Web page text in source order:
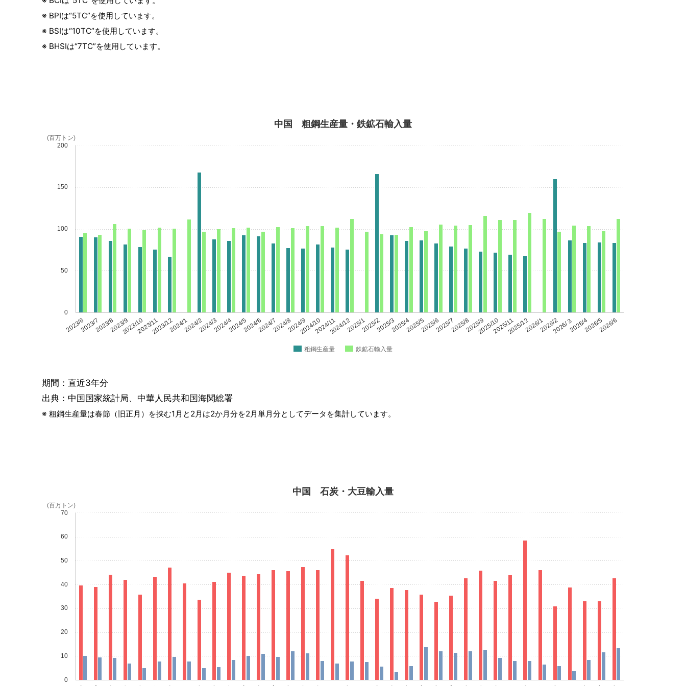
※ BPIは“5TC”を使用しています。
※ BSIは“10TC”を使用しています。
※ BHSIは“7TC”を使用しています。
粗鋼生産量 鉄鉱石輸入量
中国 粗鋼生産量・鉄鉱石輸入量
2023/62023/72023/82023/92023/102023/112023/122024/12024/22024/32024/42024/52024/62024/72024/82024/92024/102024/112024/122025/12025/22025/32025/42025/52025/62025/72025/82025/92025/102025/112025/122026/12026/22026/３2026/42026/52026/6
0
50
100
150
200
(百万トン)
期間：直近3年分
出典：中国国家統計局、中華人民共和国海関総署
※ 粗鋼生産量は春節（旧正月）を挟む1月と2月は2か月分を2月単月分としてデータを集計しています。
中国 石炭・大豆輸入量
0
10
20
30
40
50
60
70
(百万トン)